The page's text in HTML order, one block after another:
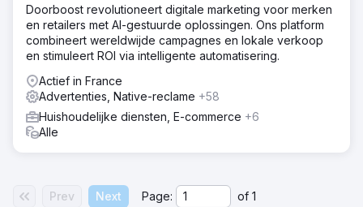
Doorboost revolutioneert digitale marketing voor merken
en retailers met AI-gestuurde oplossingen. Ons platform
combineert wereldwijde campagnes en lokale verkoop
en stimuleert ROI via intelligente automatisering.
Actief in France
Advertenties, Native-reclame +58
Huishoudelijke diensten, E-commerce +6
Alle
Prev Next Page: of 1